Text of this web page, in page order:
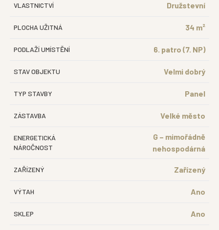
VLASTNICTVÍ Družstevní
PLOCHA UŽITNÁ 34 m²
PODLAŽÍ UMÍSTĚNÍ 6. patro (7. NP)
STAV OBJEKTU Velmi dobrý
TYP STAVBY Panel
ZÁSTAVBA Velké město
ENERGETICKÁ
NÁROČNOST
G – mimořádně
nehospodárná
ZAŘÍZENÝ Zařízený
VÝTAH Ano
SKLEP Ano